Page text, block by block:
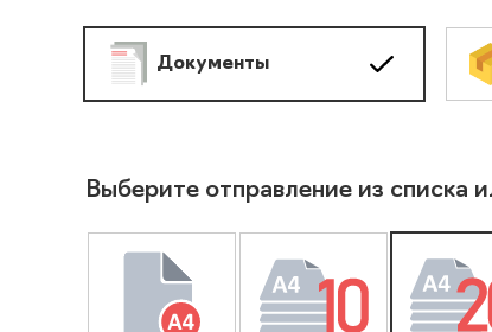
Документы
Выберите отправление из списка